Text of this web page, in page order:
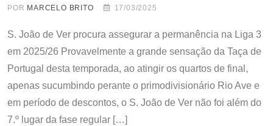
POR MARCELO BRITO 17/03/2025
S. João de Ver procura assegurar a permanência na Liga 3
em 2025/26 Provavelmente a grande sensação da Taça de
Portugal desta temporada, ao atingir os quartos de final,
apenas sucumbindo perante o primodivisionário Rio Ave e
em período de descontos, o S. João de Ver não foi além do
7.º lugar da fase regular […]